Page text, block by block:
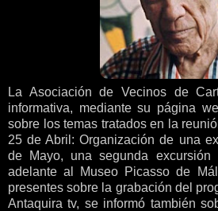
La Asociación de Vecinos de
informativa, mediante su página
sobre los temas tratados en la
25 de Abril: Organización de una
de Mayo, una segunda
adelante al Museo Picasso de
presentes sobre la grabación del
Antaquira tv, se informó también